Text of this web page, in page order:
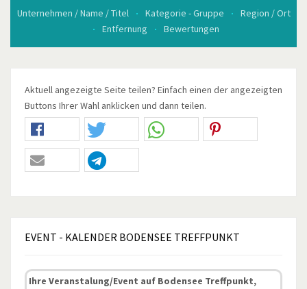
Unternehmen / Name / Titel Kategorie - Gruppe
Region / Ort
Entfernung
Bewertungen
Aktuell angezeigte Seite teilen? Einfach einen der angezeigten
Buttons Ihrer Wahl anklicken und dann teilen.
EVENT - KALENDER BODENSEE TREFFPUNKT
Ihre Veranstalung/Event auf Bodensee Treffpunkt,